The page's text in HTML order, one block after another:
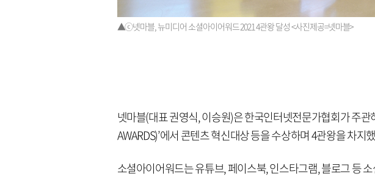
▲ⓒ넷마블, 뉴미디어 소셜아이어워드 2021 4관왕 달성 <사진제공=넷마블>
넷마블(대표 권영식, 이승원)은 한국인터넷전문가협회가 주관
AWARDS)’에서 콘텐츠 혁신대상 등을 수상하며 4관왕을 차지
소셜아이어워드는 유튜브, 페이스북, 인스타그램, 블로그 등